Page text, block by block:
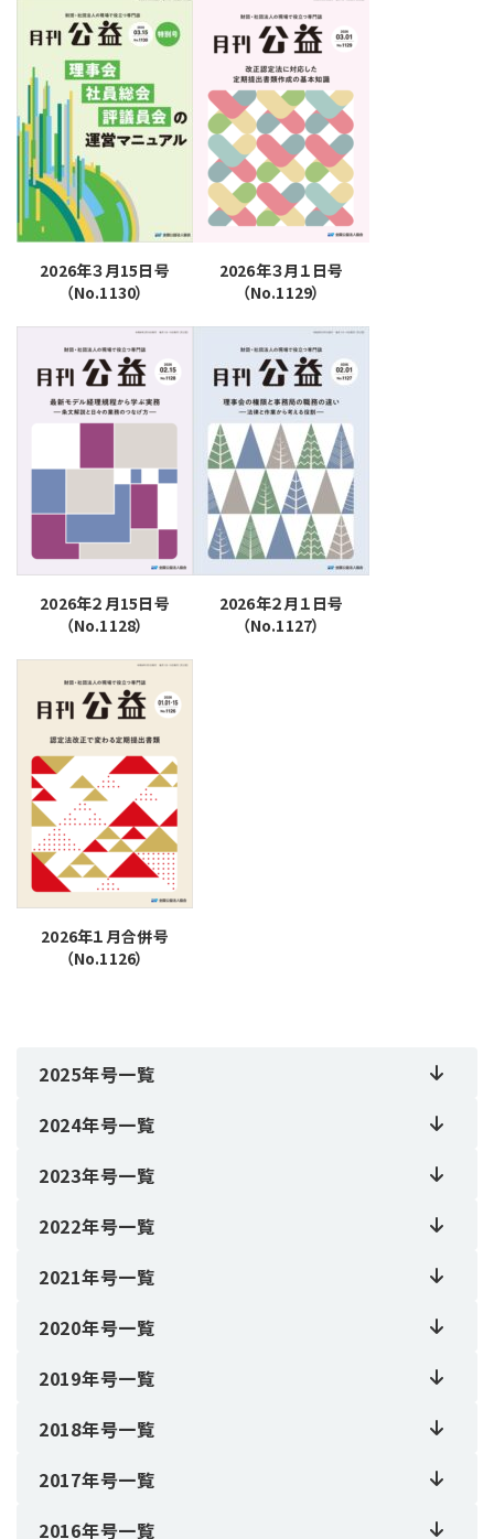
2026年３月15日号
（No.1130）
2026年３月１日号
（No.1129）
2026年２月15日号
（No.1128）
2026年２月１日号
（No.1127）
2026年１月合併号
（No.1126）
2025年号一覧
2024年号一覧
2023年号一覧
2022年号一覧
2021年号一覧
2020年号一覧
2019年号一覧
2018年号一覧
2017年号一覧
2016年号一覧